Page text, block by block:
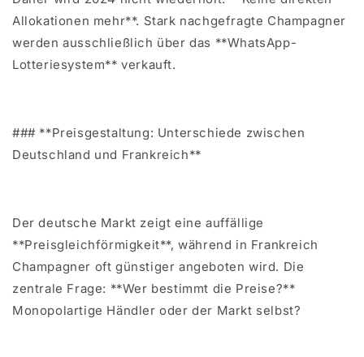
Allokationen mehr**. Stark nachgefragte Champagner
werden ausschließlich über das **WhatsApp-
Lotteriesystem** verkauft.
### **Preisgestaltung: Unterschiede zwischen
Deutschland und Frankreich**
Der deutsche Markt zeigt eine auffällige
**Preisgleichförmigkeit**, während in Frankreich
Champagner oft günstiger angeboten wird. Die
zentrale Frage: **Wer bestimmt die Preise?**
Monopolartige Händler oder der Markt selbst?